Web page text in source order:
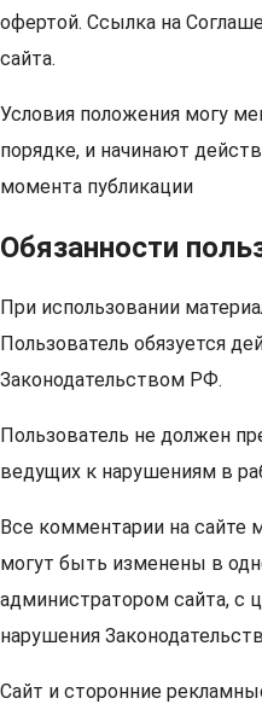
офертой. Ссылка на
сайта.
Условия положения могу
порядке, и начинают
момента публикации
Обязанности
При использовании
Пользователь обязуется
Законодательством РФ.
Пользователь не должен
ведущих к нарушениям в
Все комментарии на сайте
могут быть изменены в
администратором сайта, с
нарушения
Сайт и сторонние